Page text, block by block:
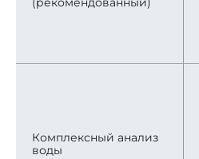
Комплексный анализ
воды